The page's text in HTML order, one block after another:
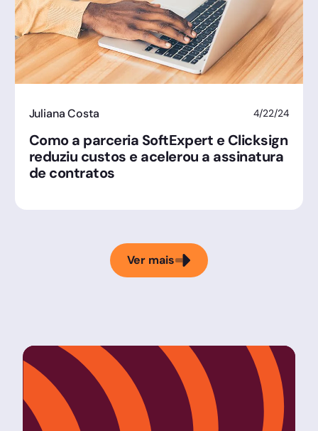
Juliana Costa 4/22/24
Como a parceria SoftExpert e Clicksign
reduziu custos e acelerou a assinatura
de contratos
Ver mais